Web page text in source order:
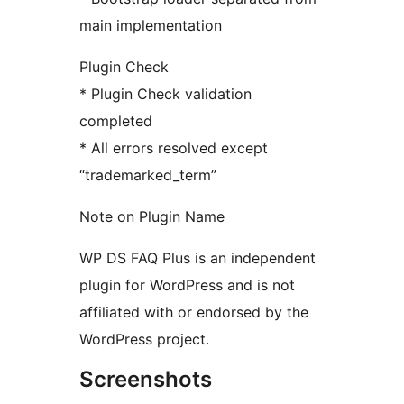
main implementation
Plugin Check
* Plugin Check validation
completed
* All errors resolved except
“trademarked_term”
Note on Plugin Name
WP DS FAQ Plus is an independent
plugin for WordPress and is not
affiliated with or endorsed by the
WordPress project.
Screenshots